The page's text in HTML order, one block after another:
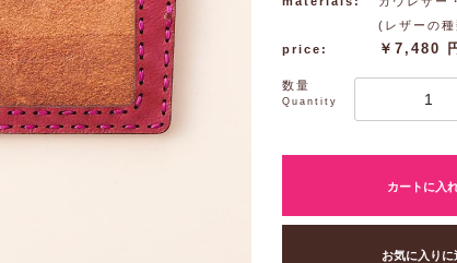
(レザーの
price:
￥7,480
数量
Quantity
カートに入
お気に入りに